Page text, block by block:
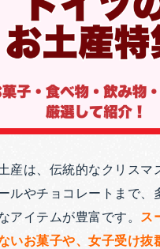
産は、伝統的なクリスマ
ルやチョコレートまで、
アイテムが豊富です。
ス
いお菓子や、女子受け抜